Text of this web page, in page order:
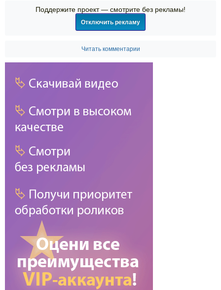
Поддержите проект — смотрите без рекламы!
Отключить рекламу
Читать комментарии